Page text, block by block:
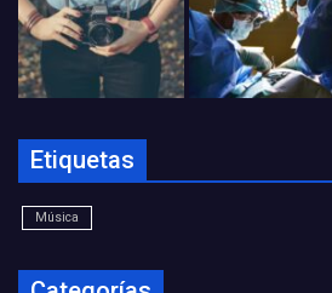
Etiquetas
Música